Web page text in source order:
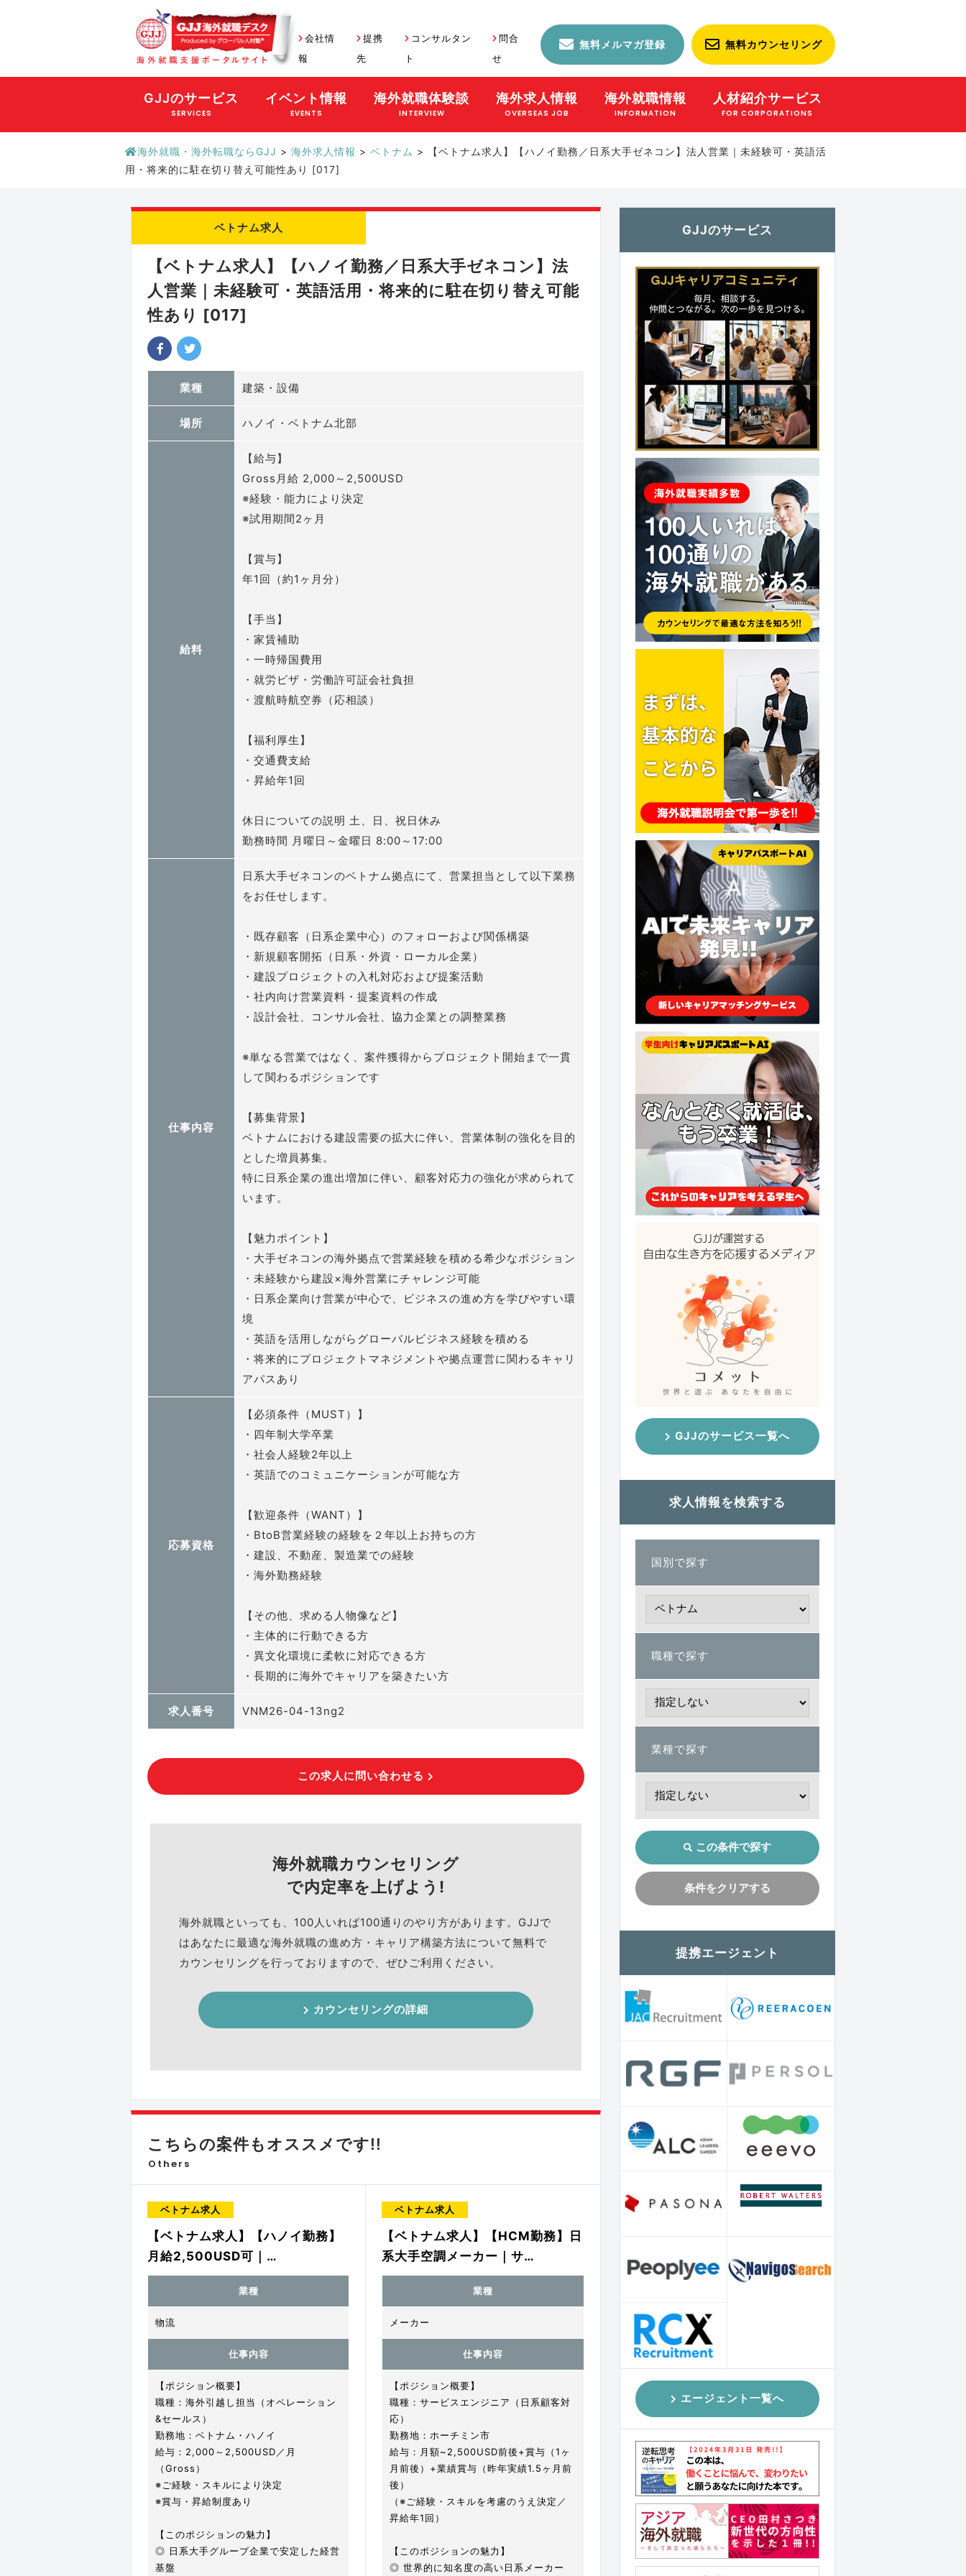
会社情
報
提携
先
コンサルタン
ト
問合
せ
無料メルマガ登録 無料カウンセリング
GJJのサービス
SERVICES
イベント情報
EVENTS
海外就職体験談
INTERVIEW
海外求人情報
OVERSEAS JOB
海外就職情報
INFORMATION
人材紹介サービス
FOR CORPORATIONS
海外就職・海外転職ならGJJ > 海外求人情報 > ベトナム >
【ベトナム求人】【ハノイ勤務／日系大手ゼネコン】法人営業｜未経験可・英語活
用・将来的に駐在切り替え可能性あり [017]
ベトナム求人
【ベトナム求人】【ハノイ勤務／日系大手ゼネコン】法
人営業｜未経験可・英語活用・将来的に駐在切り替え可能
性あり [017]
業種 建築・設備
場所 ハノイ・ベトナム北部
給料
【給与】
Gross月給 2,000～2,500USD
※経験・能力により決定
※試用期間2ヶ月
【賞与】
年1回（約1ヶ月分）
【手当】
・家賃補助
・一時帰国費用
・就労ビザ・労働許可証会社負担
・渡航時航空券（応相談）
【福利厚生】
・交通費支給
・昇給年1回
休日についての説明 土、日、祝日休み
勤務時間 月曜日～金曜日 8:00～17:00
仕事内容
日系大手ゼネコンのベトナム拠点にて、営業担当として以下業務
をお任せします。
・既存顧客（日系企業中心）のフォローおよび関係構築
・新規顧客開拓（日系・外資・ローカル企業）
・建設プロジェクトの入札対応および提案活動
・社内向け営業資料・提案資料の作成
・設計会社、コンサル会社、協力企業との調整業務
※単なる営業ではなく、案件獲得からプロジェクト開始まで一貫
して関わるポジションです
【募集背景】
ベトナムにおける建設需要の拡大に伴い、営業体制の強化を目的
とした増員募集。
特に日系企業の進出増加に伴い、顧客対応力の強化が求められて
います。
【魅力ポイント】
・大手ゼネコンの海外拠点で営業経験を積める希少なポジション
・未経験から建設×海外営業にチャレンジ可能
・日系企業向け営業が中心で、ビジネスの進め方を学びやすい環
境
・英語を活用しながらグローバルビジネス経験を積める
・将来的にプロジェクトマネジメントや拠点運営に関わるキャリ
アパスあり
応募資格
【必須条件（MUST）】
・四年制大学卒業
・社会人経験2年以上
・英語でのコミュニケーションが可能な方
【歓迎条件（WANT）】
・BtoB営業経験の経験を２年以上お持ちの方
・建設、不動産、製造業での経験
・海外勤務経験
【その他、求める人物像など】
・主体的に行動できる方
・異文化環境に柔軟に対応できる方
・長期的に海外でキャリアを築きたい方
求人番号 VNM26-04-13ng2
この求人に問い合わせる
海外就職カウンセリング
で内定率を上げよう!
海外就職といっても、100人いれば100通りのやり方があります。GJJで
はあなたに最適な海外就職の進め方・キャリア構築方法について無料で
カウンセリングを行っておりますので、ぜひご利用ください。
カウンセリングの詳細
こちらの案件もオススメです!!
Others
ベトナム求人
【ベトナム求人】【ハノイ勤務】
月給2,500USD可｜…
業種
物流
仕事内容
【ポジション概要】
職種：海外引越し担当（オペレーション
&セールス）
勤務地：ベトナム・ハノイ
給与：2,000～2,500USD／月
（Gross）
※ご経験・スキルにより決定
※賞与・昇給制度あり
【このポジションの魅力】
◎ 日系大手グループ企業で安定した経営
基盤
ベトナム求人
【ベトナム求人】【HCM勤務】日
系大手空調メーカー｜サ…
業種
メーカー
仕事内容
【ポジション概要】
職種：サービスエンジニア（日系顧客対
応）
勤務地：ホーチミン市
給与：月額~2,500USD前後+賞与（1ヶ
月前後）+業績賞与（昨年実績1.5ヶ月前
後）
（※ご経験・スキルを考慮のうえ決定／
昇給年1回）
【このポジションの魅力】
◎ 世界的に知名度の高い日系メーカー
GJJのサービス
GJJのサービス一覧へ
求人情報を検索する
国別で探す
職種で探す
業種で探す
この条件で探す
条件をクリアする
提携エージェント
エージェント一覧へ